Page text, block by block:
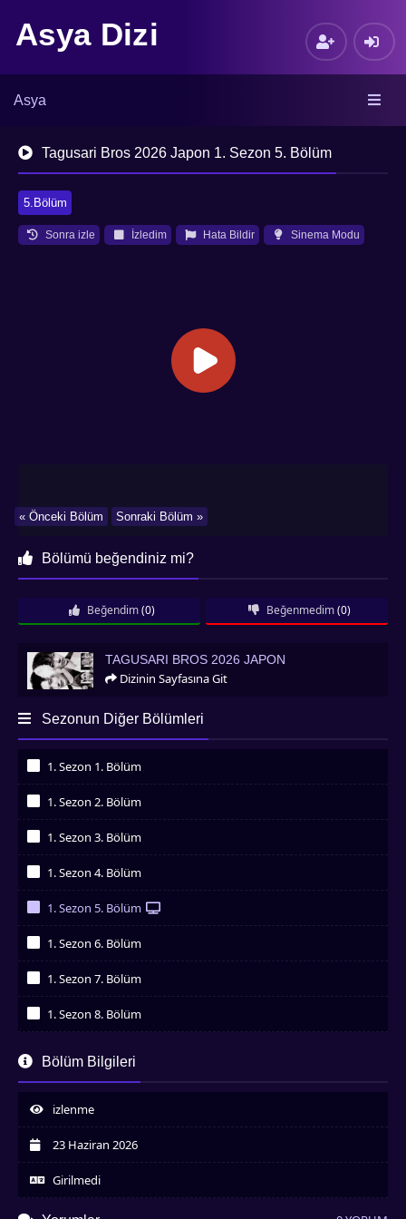
Asya Dizi
Asya
Tagusari Bros 2026 Japon 1. Sezon 5. Bölüm
5.Bölüm
Sonra izle İzledim Hata Bildir Sinema Modu
Sonraki Bölüm »
« Önceki Bölüm
Bölümü beğendiniz mi?
Beğendim (0) Beğenmedim (0)
Tagusari Bros 2026 Japon
TAGUSARI BROS 2026 JAPON
Dizinin Sayfasına Git
Sezonun Diğer Bölümleri
1. Sezon 1. Bölüm
1. Sezon 2. Bölüm
1. Sezon 3. Bölüm
1. Sezon 4. Bölüm
1. Sezon 5. Bölüm
1. Sezon 6. Bölüm
1. Sezon 7. Bölüm
1. Sezon 8. Bölüm
İzledim
İzledim
1. Sezon 10. Bölüm
Bölüm Bilgileri
izlenme
23 Haziran 2026
Girilmedi